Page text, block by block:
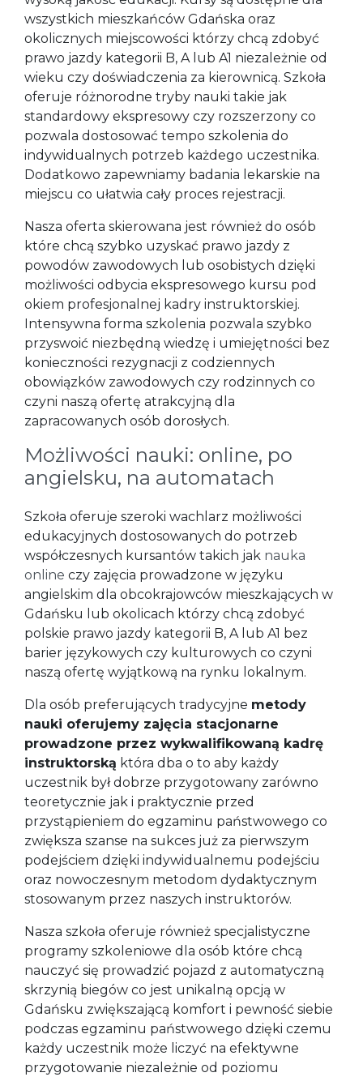
wszystkich mieszkańców Gdańska oraz
okolicznych miejscowości którzy chcą zdobyć
prawo jazdy kategorii B, A lub A1 niezależnie od
wieku czy doświadczenia za kierownicą. Szkoła
oferuje różnorodne tryby nauki takie jak
standardowy ekspresowy czy rozszerzony co
pozwala dostosować tempo szkolenia do
indywidualnych potrzeb każdego uczestnika.
Dodatkowo zapewniamy badania lekarskie na
miejscu co ułatwia cały proces rejestracji.
Nasza oferta skierowana jest również do osób
które chcą szybko uzyskać prawo jazdy z
powodów zawodowych lub osobistych dzięki
możliwości odbycia ekspresowego kursu pod
okiem profesjonalnej kadry instruktorskiej.
Intensywna forma szkolenia pozwala szybko
przyswoić niezbędną wiedzę i umiejętności bez
konieczności rezygnacji z codziennych
obowiązków zawodowych czy rodzinnych co
czyni naszą ofertę atrakcyjną dla
zapracowanych osób dorosłych.
Możliwości nauki: online, po
angielsku, na automatach
Szkoła oferuje szeroki wachlarz możliwości
edukacyjnych dostosowanych do potrzeb
współczesnych kursantów takich jak nauka
online czy zajęcia prowadzone w języku
angielskim dla obcokrajowców mieszkających w
Gdańsku lub okolicach którzy chcą zdobyć
polskie prawo jazdy kategorii B, A lub A1 bez
barier językowych czy kulturowych co czyni
naszą ofertę wyjątkową na rynku lokalnym.
Dla osób preferujących tradycyjne metody
nauki oferujemy zajęcia stacjonarne
prowadzone przez wykwalifikowaną kadrę
instruktorską która dba o to aby każdy
uczestnik był dobrze przygotowany zarówno
teoretycznie jak i praktycznie przed
przystąpieniem do egzaminu państwowego co
zwiększa szanse na sukces już za pierwszym
podejściem dzięki indywidualnemu podejściu
oraz nowoczesnym metodom dydaktycznym
stosowanym przez naszych instruktorów.
Nasza szkoła oferuje również specjalistyczne
programy szkoleniowe dla osób które chcą
nauczyć się prowadzić pojazd z automatyczną
skrzynią biegów co jest unikalną opcją w
Gdańsku zwiększającą komfort i pewność siebie
podczas egzaminu państwowego dzięki czemu
każdy uczestnik może liczyć na efektywne
przygotowanie niezależnie od poziomu